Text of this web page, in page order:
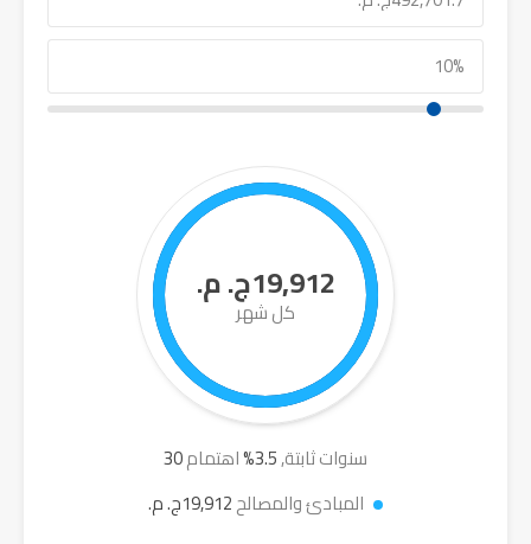
19,912ج. م.
كل شهر
30 سنوات ثابتة,3.5
%اهتمام
المبادئ والمصالح19,912ج. م.